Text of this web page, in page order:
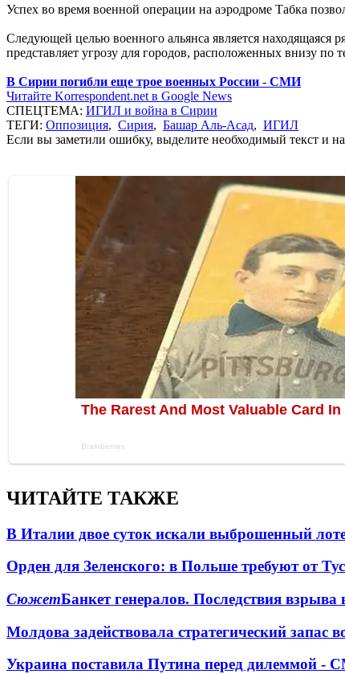
Успех во время военной операции на аэродроме Табка
Следующей целью военного альянса является
представляет угрозу для городов, расположенных внизу по
В Сирии погибли еще трое военных России - СМИ
Читайте Korrespondent.net в Google News
СПЕЦТЕМА: ИГИЛ и война в Сирии
ТЕГИ: Оппозиция, Сирия, Башар Аль-Асад, ИГИЛ
Если вы заметили ошибку, выделите необходимый текст и
ЧИТАЙТЕ ТАКЖЕ
В Италии двое суток искали выброшенный
Орден для Зеленского: в Польше требуют от
СюжетБанкет генералов. Последствия взрыва
Молдова задействовала стратегический запас
Украина поставила Путина перед дилеммой -